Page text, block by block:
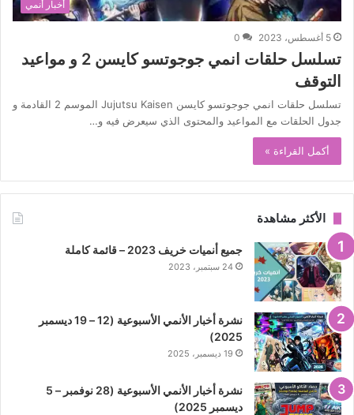
أخبار أنمي
5 أغسطس، 2023 0
تسلسل حلقات انمي جوجوتسو كايسن 2 و مواعيد
التوقف
تسلسل حلقات انمي جوجوتسو كايسن Jujutsu Kaisen الموسم 2 القادمة و
جدول الحلقات مع المواعيد والمحتوى الذي سيعرض فيه و…
أكمل القراءة »
الأكثر مشاهدة
جميع أنميات خريف 2023 – قائمة كاملة
24 سبتمبر، 2023
نشرة أخبار الأنمي الأسبوعية (12 – 19 ديسمبر
2025)
19 ديسمبر، 2025
نشرة أخبار الأنمي الأسبوعية (28 نوفمبر – 5
ديسمبر 2025)